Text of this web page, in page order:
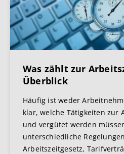
Was zählt zur
Überblick
Häufig ist weder
klar, welche Tätigkeiten zur
und vergütet werden
unterschiedliche
Arbeitszeitgesetz,